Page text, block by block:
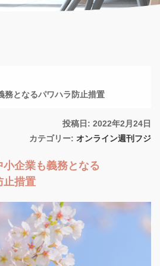
務となるパワハラ防止措置
投稿日: 2022年2月24日
カテゴリー: オンライン週刊フジ
小企業も義務となる
止措置